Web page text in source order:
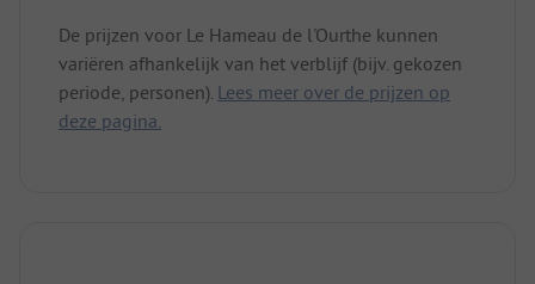
De prijzen voor Le Hameau de l'Ourthe kunnen
variëren afhankelijk van het verblijf (bijv. gekozen
periode, personen). Lees meer over de prijzen op
deze pagina.